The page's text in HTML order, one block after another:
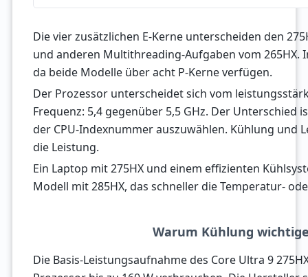
Die vier zusätzlichen E-Kerne unterscheiden den
und anderen Multithreading-Aufgaben vom 265HX.
da beide Modelle über acht P-Kerne verfügen.
Der Prozessor unterscheidet sich vom
Frequenz: 5,4 gegenüber 5,5 GHz. Der
der CPU-Indexnummer auszuwählen. Kühlung und
die Leistung.
Ein Laptop mit 275HX und einem effizienten
Modell mit 285HX, das schneller die Temperatur-
Warum Kühlung
Die Basis-Leistungsaufnahme des Core Ultra 9